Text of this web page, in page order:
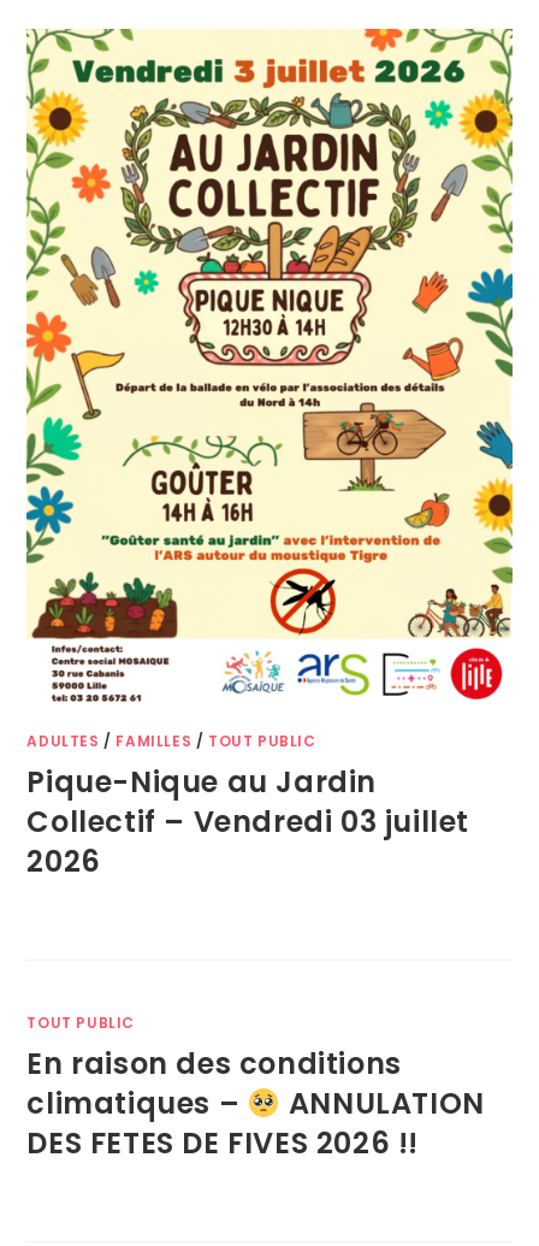
ADULTES / FAMILLES / TOUT PUBLIC
Pique-Nique au Jardin
Collectif – Vendredi 03 juillet
2026
TOUT PUBLIC
En raison des conditions
climatiques –
ANNULATION
DES FETES DE FIVES 2026 !!